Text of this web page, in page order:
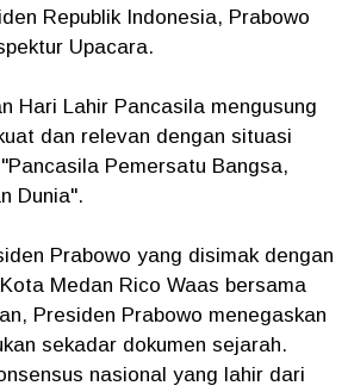
Republik Indonesia, Prabowo
Upacara.
Hari Lahir Pancasila mengusung
dan relevan dengan situasi
Pemersatu Bangsa,
Dunia".
Prabowo yang disimak dengan
Medan Rico Waas bersama
Presiden Prabowo menegaskan
sekadar dokumen sejarah.
nasional yang lahir dari